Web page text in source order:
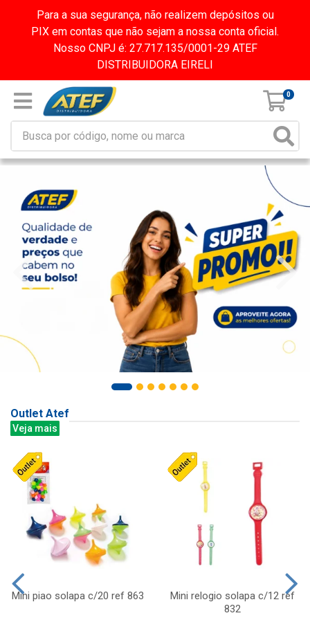
Para a sua segurança, não realizem depósitos ou
PIX em contas que não sejam a nossa conta oficial.
Nosso CNPJ é: 27.717.135/0001-29 ATEF
DISTRIBUIDORA EIRELI
0
Outlet Atef
Veja mais
Mini piao solapa c/20 ref 863
Mini relogio solapa c/12 ref
832